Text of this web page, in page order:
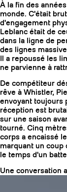
À la fin des
monde. C'était
d'engagement
Leblanc était de
dans la ligne de
des lignes
Il a repoussé les
ne parvienne à
De compétiteur
rêve à Whistler,
envoyant toujours
réception est
sur une saison
tourné. Cinq
corps a encaissé
marquant un
le temps d'un
Une conversation